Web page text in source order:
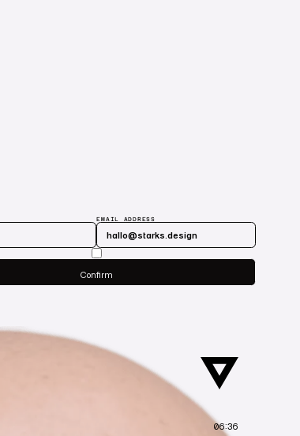
EMAIL ADDRESS
Confirm
Submit
Confirm
06:36